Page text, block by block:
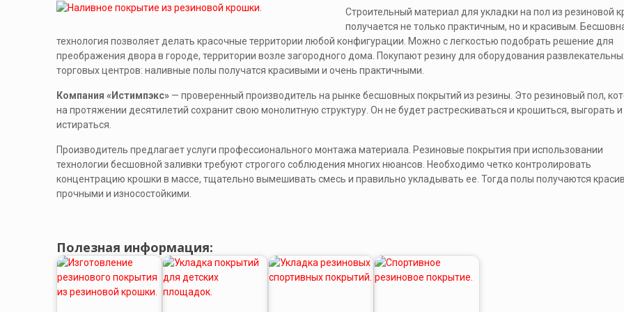
Строительный материал для укладки на пол из резиновой
получается не только практичным, но и красивым.
технология позволяет делать красочные территории любой конфигурации. Можно с легкостью подобрать решение для
преображения двора в городе, территории возле загородного дома. Покупают резину для оборудования
торговых центров: наливные полы получатся красивыми и очень практичными.
Компания «Истимпэкс»— проверенный производитель на рынке бесшовных покрытий из резины. Это резиновый пол,
на протяжении десятилетий сохранит свою монолитную структуру. Он не будет растрескиваться и крошиться, выгорать и
истираться.
Производитель предлагает услуги профессионального монтажа материала. Резиновые покрытия при использовании
технологии бесшовной заливки требуют строгого соблюдения многих нюансов. Необходимо четко контролировать
концентрацию крошки в массе, тщательно вымешивать смесь и правильно укладывать ее. Тогда полы получаются
прочными и износостойкими.
Полезная информация: